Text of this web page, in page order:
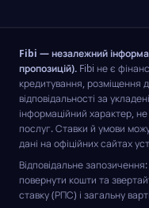
Fibi — незалежний
пропозицій). Fibi не є
кредитування, розміщення
відповідальності за
інформаційний характер,
послуг. Ставки й умови
дані на офіційних сайтах
Відповідальне
повернути кошти та
ставку (РПС) і загальну